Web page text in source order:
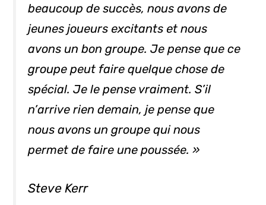
beaucoup de succès, nous avons de
jeunes joueurs excitants et nous
avons un bon groupe. Je pense que ce
groupe peut faire quelque chose de
spécial. Je le pense vraiment. S’il
n’arrive rien demain, je pense que
nous avons un groupe qui nous
permet de faire une poussée. »
Steve Kerr